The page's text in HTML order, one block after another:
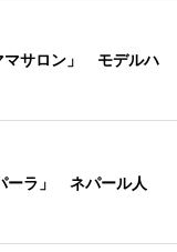
マサロン」 モデルハ
ーラ」 ネパール人